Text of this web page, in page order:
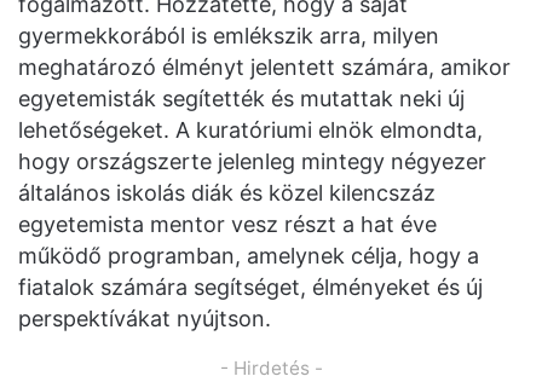
gyermekkorából is emlékszik arra, milyen
meghatározó élményt jelentett számára, amikor
egyetemisták segítették és mutattak neki új
lehetőségeket. A kuratóriumi elnök elmondta,
hogy országszerte jelenleg mintegy négyezer
általános iskolás diák és közel kilencszáz
egyetemista mentor vesz részt a hat éve
működő programban, amelynek célja, hogy a
fiatalok számára segítséget, élményeket és új
perspektívákat nyújtson.
- Hirdetés -